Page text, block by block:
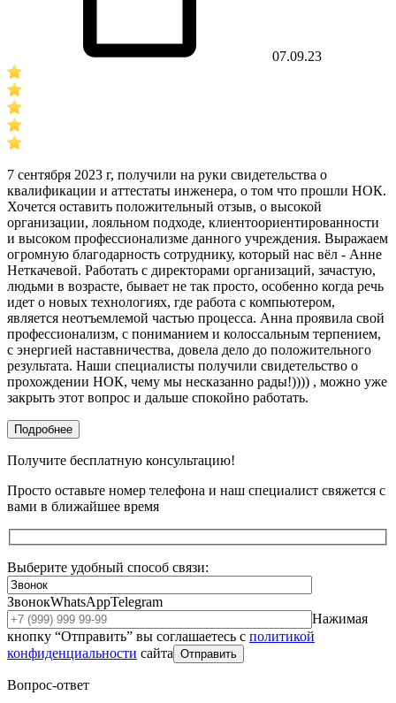
07.09.23
7 сентября 2023 г, получили на руки свидетельства о
квалификации и аттестаты инженера, о том что прошли НОК.
Хочется оставить положительный отзыв, о высокой
организации, лояльном подходе, клиентоориентированности
и высоком профессионализме данного учреждения. Выражаем
огромную благодарность сотруднику, который нас вёл - Анне
Неткачевой. Работать с директорами организаций, зачастую,
людьми в возрасте, бывает не так просто, особенно когда речь
идет о новых технологиях, где работа с компьютером,
является неотъемлемой частью процесса. Анна проявила свой
профессионализм, с пониманием и колоссальным терпением,
с энергией наставничества, довела дело до положительного
результата. Наши специалисты получили свидетельство о
прохождении НОК, чему мы несказанно рады!)))) , можно уже
закрыть этот вопрос и дальше спокойно работать.
Подробнее
Получите бесплатную консультацию!
Просто оставьте номер телефона и наш специалист свяжется с
вами в ближайшее время
Выберите удобный способ связи:
ЗвонокWhatsAppTelegram
Нажимая
кнопку “Отправить” вы соглашаетесь с политикой
конфиденциальности сайта Отправить
Вопрос-ответ